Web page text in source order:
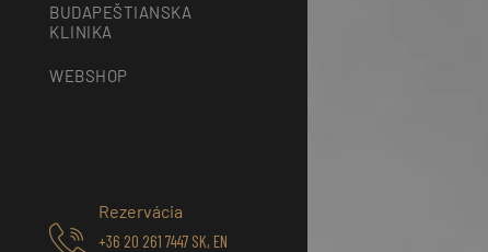
BUDAPEŠTIANSKA
KLINIKA
WEBSHOP
Rezervácia
+36 20 261 7447 SK, EN